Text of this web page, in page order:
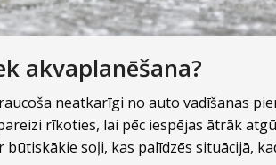
akvaplanēšana?
neatkarīgi no auto vadīšanas
rīkoties, lai pēc iespējas ātrāk
soļi, kas palīdzēs situācijā,